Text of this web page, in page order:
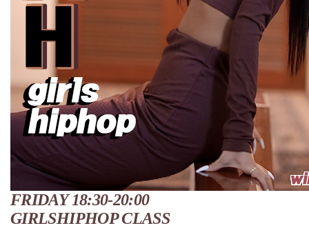
FRIDAY 18:30-20:00
GIRLSHIPHOP CLASS